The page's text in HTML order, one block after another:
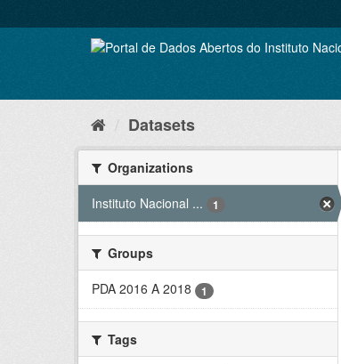
to
Datasets
Organizations
Instituto Nacional ...
1
Groups
PDA 2016 A 2018
1
Tags